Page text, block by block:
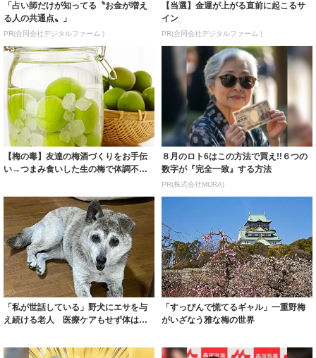
「占い師だけが知ってる〝お金が増え
る人の共通点〟」
PR(合同会社デジタルファーム )
【当選】金運が上がる直前に起こるサ
イン
PR(合同会社デジタルファーム )
【梅の毒】友達の梅酒づくりをお手伝
い→つまみ食いした生の梅で体調不良
８月のロト6はこの方法で買え!!６つの
数字が『完全一致』する方法
PR(株式会社MURA)
「私が世話している」野犬にエサを与
え続ける老人 医療ケアもせず体はボ
「すっぴんで慌てるギャル」一重野梅
がいざなう雅な梅の世界